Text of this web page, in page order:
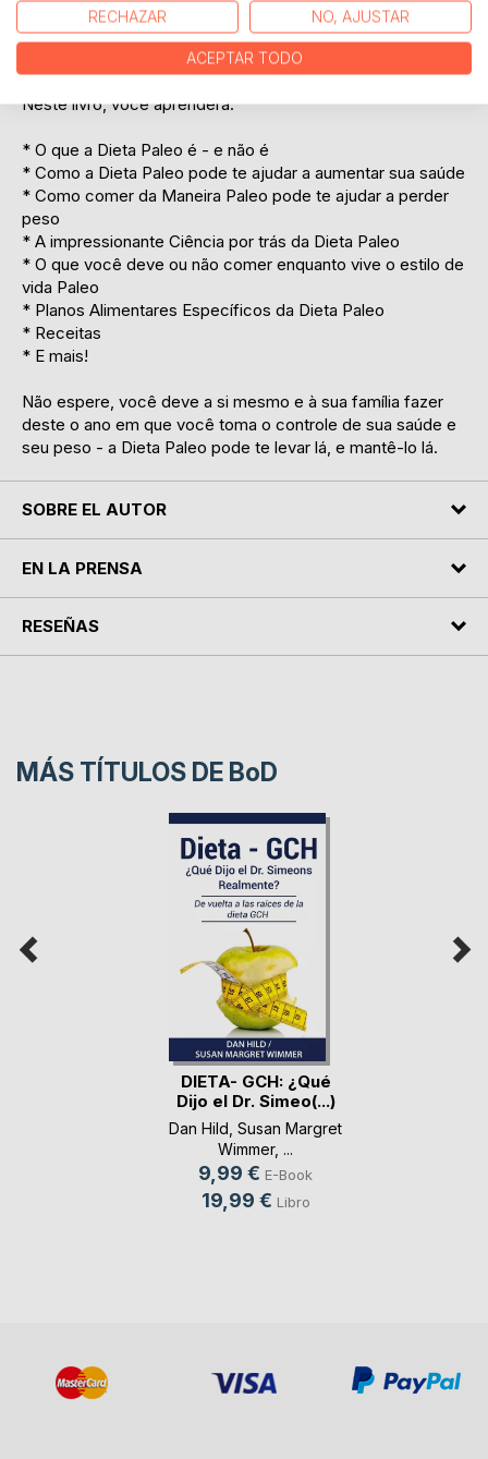
nossa história coletiva, essa dieta vai não apenas te ajudar
a perder peso, mas também a atingir o tipo de saúde que
Neste livro, você aprenderá:
* O que a Dieta Paleo é - e não é
* Como a Dieta Paleo pode te ajudar a aumentar sua saúde
* Como comer da Maneira Paleo pode te ajudar a perder
peso
* A impressionante Ciência por trás da Dieta Paleo
* O que você deve ou não comer enquanto vive o estilo de
vida Paleo
* Planos Alimentares Específicos da Dieta Paleo
* Receitas
* E mais!
Não espere, você deve a si mesmo e à sua família fazer
deste o ano em que você toma o controle de sua saúde e
seu peso - a Dieta Paleo pode te levar lá, e mantê-lo lá.
SOBRE EL AUTOR
EN LA PRENSA
RESEÑAS
MÁS TÍTULOS DE BoD
DIETA- GCH: ¿Qué
Dijo el Dr. Simeo(...)
Dan Hild Susan Margret
Wimmer, ...
9,99 € E-Book
19,99 € Libro
RECHAZAR NO, AJUSTAR
ACEPTAR TODO